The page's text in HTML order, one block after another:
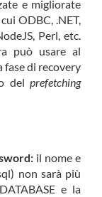
e migliorate
ODBC, .NET,
Perl, etc.
può usare al
fase di recovery
delprefetching
il nome e
non sarà più
e la